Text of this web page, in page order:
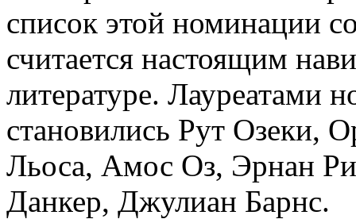
список этой номинации
считается настоящим
литературе. Лауреатами
становились Рут Озеки,
Льоса, Амос Оз, Эрнан
Данкер, Джулиан Барнс.